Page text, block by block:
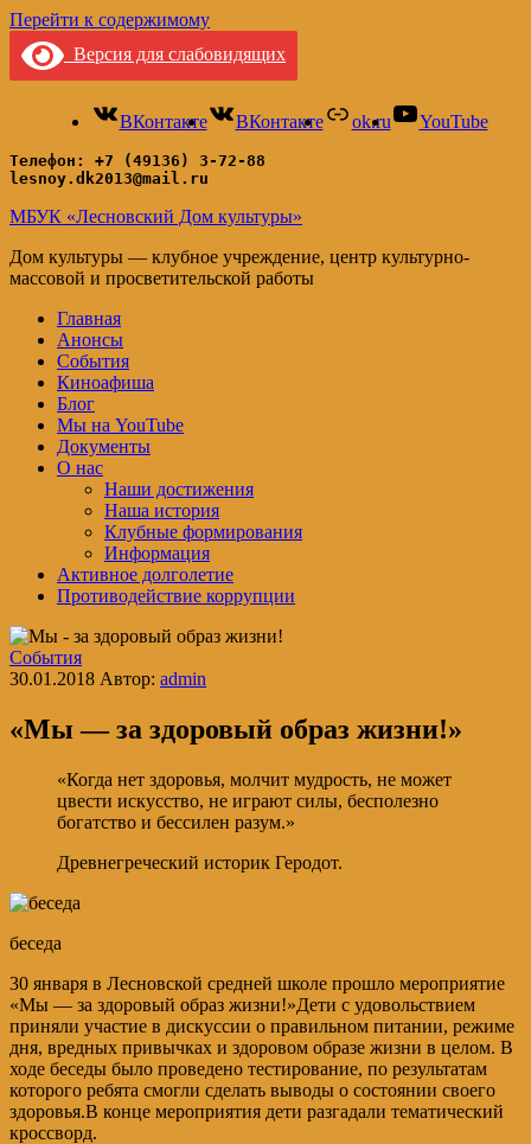
Перейти к содержимому
Версия для слабовидящих
ВКонтакте ВКонтакте ok.ru YouTube
Телефон: +7 (49136) 3-72-88
lesnoy.dk2013@mail.ru
МБУК «Лесновский Дом культуры»
Дом культуры — клубное учреждение, центр культурно-
массовой и просветительской работы
Главная
Анонсы
События
Киноафиша
Блог
Мы на YouTube
Документы
О нас
Наши достижения
Наша история
Клубные формирования
Информация
Активное долголетие
Противодействие коррупции
События
30.01.2018 Автор: admin
«Мы — за здоровый образ жизни!»
«Когда нет здоровья, молчит мудрость, не может
цвести искусство, не играют силы, бесполезно
богатство и бессилен разум.»
Древнегреческий историк Геродот.
беседа
30 января в Лесновской средней школе прошло мероприятие
«Мы — за здоровый образ жизни!»Дети с удовольствием
приняли участие в дискуссии о правильном питании, режиме
дня, вредных привычках и здоровом образе жизни в целом. В
ходе беседы было проведено тестирование, по результатам
которого ребята смогли сделать выводы о состоянии своего
здоровья.В конце мероприятия дети разгадали тематический
кроссворд.